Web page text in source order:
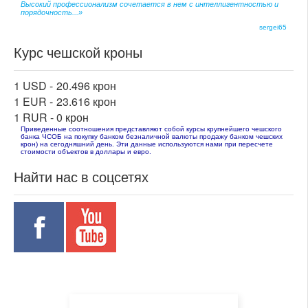
Высокий профессионализм сочетается в нем с интеллигентностью и
порядочность...»
sergei65
Курс чешской кроны
1 USD - 20.496 крон
1 EUR - 23.616 крон
1 RUR -0 крон
Приведенные соотношения представляют собой курсы крупнейшего чешского
банка ЧСОБ на покупку банком безналичной валюты продажу банком чешских
крон) на сегодняшний день. Эти данные используются нами при пересчете
стоимости объектов в доллары и евро.
Найти нас в соцсетях